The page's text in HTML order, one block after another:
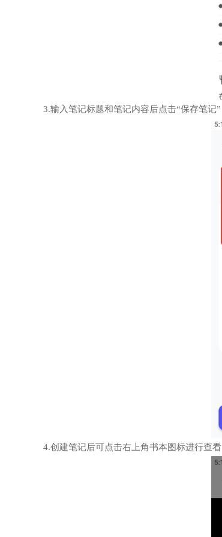
3.输入笔记标题和笔记内容后点击“保存笔记”
4.创建笔记后可点击右上角书本图标进行查看